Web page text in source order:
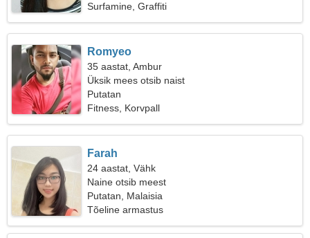
Surfamine, Graffiti
Romyeo
35 aastat, Ambur
Üksik mees otsib naist
Putatan
Fitness, Korvpall
Farah
24 aastat, Vähk
Naine otsib meest
Putatan, Malaisia
Tõeline armastus